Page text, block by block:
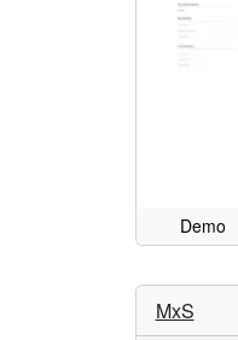
Demo
MxS